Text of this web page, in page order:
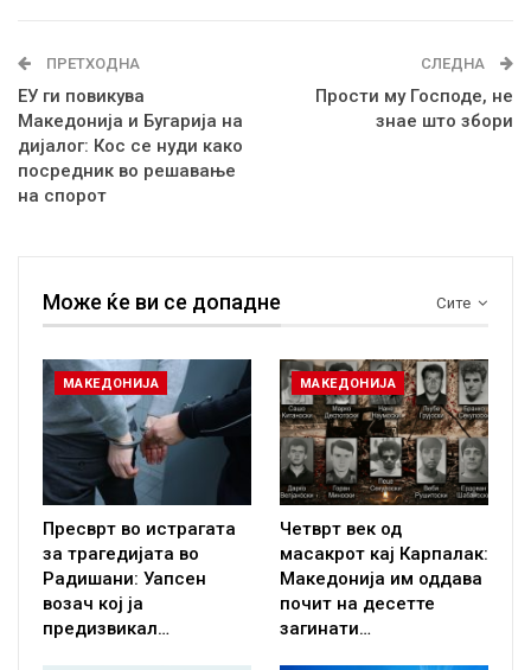
ПРЕТХОДНА
ЕУ ги повикува
Македонија и Бугарија на
дијалог: Кос се нуди како
посредник во решавање
на спорот
СЛЕДНА
Прости му Господе, не
знае што збори
Сите
Може ќе ви се допадне
МАКЕДОНИЈА
Пресврт во истрагата
за трагедијата во
Радишани: Уапсен
возач кој ја
предизвикал…
МАКЕДОНИЈА
Четврт век од
масакрот кај Карпалак:
Македонија им оддава
почит на десетте
загинати…